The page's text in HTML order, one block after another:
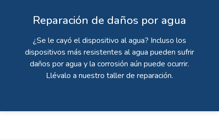
Reparación de daños por agua
¿Se le cayó el dispositivo al agua? Incluso los
dispositivos más resistentes al agua pueden sufrir
daños por agua y la corrosión aún puede ocurrir.
Llévalo a nuestro taller de reparación.